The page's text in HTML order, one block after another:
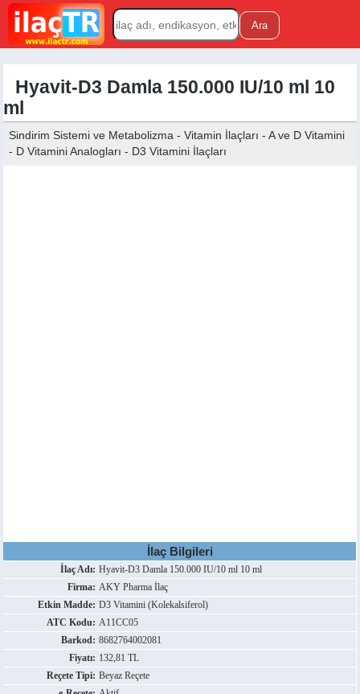
Hyavit-D3 Damla 150.000 IU/10 ml 10
ml
Sindirim Sistemi ve Metabolizma - Vitamin İlaçları - A ve D Vitamini
- D Vitamini Analogları - D3 Vitamini İlaçları
İlaç Bilgileri
İlaç Adı: Hyavit-D3 Damla 150.000 IU/10 ml 10 ml
Firma: AKY Pharma İlaç
Etkin Madde: D3 Vitamini (Kolekalsiferol)
ATC Kodu: A11CC05
Barkod: 8682764002081
Fiyatı: 132,81 TL
Reçete Tipi: Beyaz Reçete